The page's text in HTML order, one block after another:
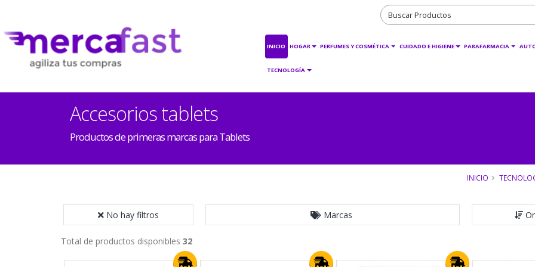
INICIO HOGAR PERFUMES Y COSMÉTICA CUIDADO E HIGIENE PARAFARMACIA
TECNOLOGÍA
Accesorios tablets
Productos de primeras marcas para Tablets
INICIO
No hay filtros Marcas
Total de productos disponibles 32